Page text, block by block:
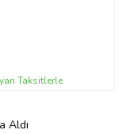
Taksitlerle
Aldı